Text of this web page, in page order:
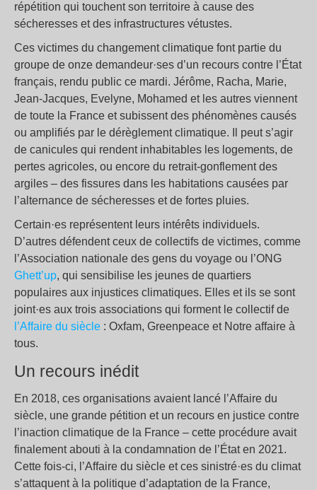
répétition qui touchent son territoire à cause des
sécheresses et des infrastructures vétustes.
Ces victimes du changement climatique font partie du
groupe de onze demandeur·ses d’un recours contre l’État
français, rendu public ce mardi. Jérôme, Racha, Marie,
Jean-Jacques, Evelyne, Mohamed et les autres viennent
de toute la France et subissent des phénomènes causés
ou amplifiés par le dérèglement climatique. Il peut s’agir
de canicules qui rendent inhabitables les logements, de
pertes agricoles, ou encore du retrait-gonflement des
argiles – des fissures dans les habitations causées par
l’alternance de sécheresses et de fortes pluies.
Certain·es représentent leurs intérêts individuels.
D’autres défendent ceux de collectifs de victimes, comme
l’Association nationale des gens du voyage ou l’ONG
Ghett’up, qui sensibilise les jeunes de quartiers
populaires aux injustices climatiques. Elles et ils se sont
joint·es aux trois associations qui forment le collectif de
l’Affaire du siècle : Oxfam, Greenpeace et Notre affaire à
tous.
Un recours inédit
En 2018, ces organisations avaient lancé l’Affaire du
siècle, une grande pétition et un recours en justice contre
l’inaction climatique de la France – cette procédure avait
finalement abouti à la condamnation de l’État en 2021.
Cette fois-ci, l’Affaire du siècle et ces sinistré·es du climat
s’attaquent à la politique d’adaptation de la France,